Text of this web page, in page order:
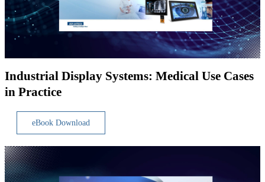
Industrial Display Systems: Medical Use Cases
in Practice
eBook Download